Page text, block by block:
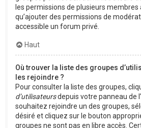
les permissions de plusieurs membres
qu’ajouter des permissions de
accessible un forum privé.
Haut
Où trouver la liste des groupes
les rejoindre ?
Pour consulter la liste des groupes,
d’utilisateursdepuis votre panneau de
souhaitez rejoindre un des groupes,
désiré et cliquez sur le bouton
groupes ne sont pas en libre accès.